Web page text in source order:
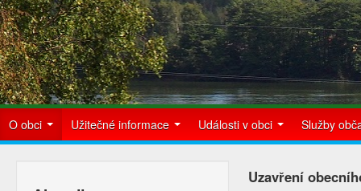
O obci Užitečné informace Události v obci Služby
Uzavření